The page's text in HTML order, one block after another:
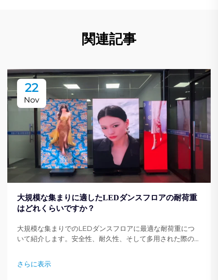
関連記事
22
Nov
大規模な集まりに適したLEDダンスフロアの耐荷重
はどれくらいですか？
大規模な集まりでのLEDダンスフロアに最適な耐荷重につ
いて紹介します。安全性、耐久性、そして多用された際の性
さらに表示